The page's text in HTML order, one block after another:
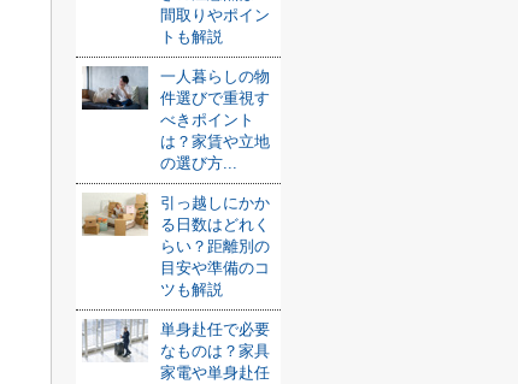
間取りやポイン
トも解説
一人暮らしの物
件選びで重視す
べきポイント
は？家賃や立地
の選び方...
引っ越しにかか
る日数はどれく
らい？距離別の
目安や準備のコ
ツも解説
単身赴任で必要
なものは？家具
家電や単身赴任